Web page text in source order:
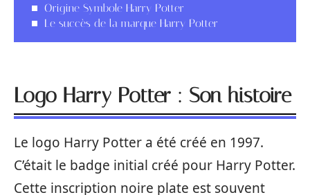
Origine Symbole Harry Potter
Le succès de la marque Harry Potter
Logo Harry Potter : Son histoire
Le logo Harry Potter a été créé en 1997.
C’était le badge initial créé pour Harry Potter.
Cette inscription noire plate est souvent